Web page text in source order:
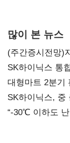
많이 본 뉴스
(주간증시전망)
SK하이닉스 통
불만 확산
대형마트 2분기
SK하이닉스, 중
없어”
“-30℃ 이하도